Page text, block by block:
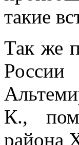
такие
Так же
России
К.,
района